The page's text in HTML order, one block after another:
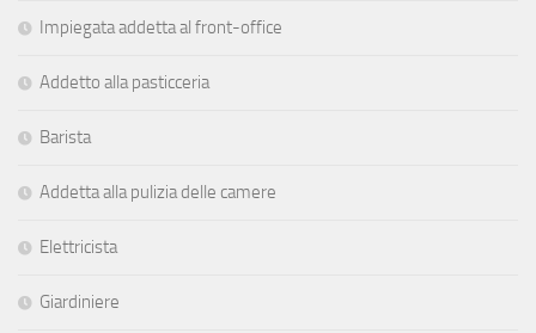
Impiegata addetta al front-office
Addetto alla pasticceria
Barista
Addetta alla pulizia delle camere
Elettricista
Giardiniere